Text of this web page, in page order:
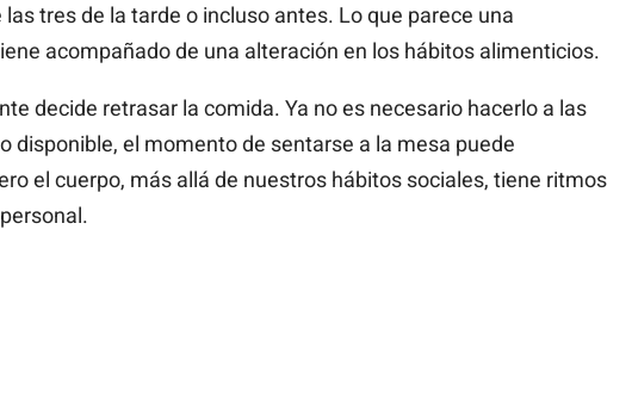
tres de la tarde o incluso antes. Lo que parece una
acompañado de una alteración en los hábitos alimenticios.
decide retrasar la comida. Ya no es necesario hacerlo a las
disponible, el momento de sentarse a la mesa puede
el cuerpo, más allá de nuestros hábitos sociales, tiene ritmos